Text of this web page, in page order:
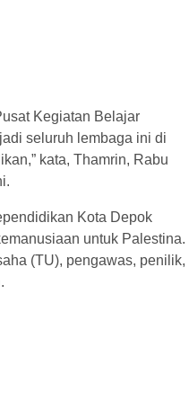
Kegiatan Belajar
seluruh lembaga ini di
kata, Thamrin, Rabu
Kota Depok
untuk Palestina.
(TU), pengawas, penilik,